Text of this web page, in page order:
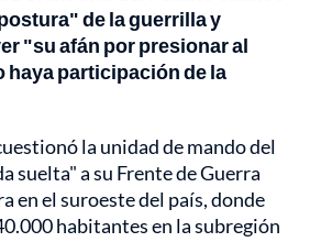
de la guerrilla y
"su afán por presionar al
haya participación de la
la unidad de mando del
suelta" a su Frente de Guerra
en el suroeste del país, donde
habitantes en la subregión